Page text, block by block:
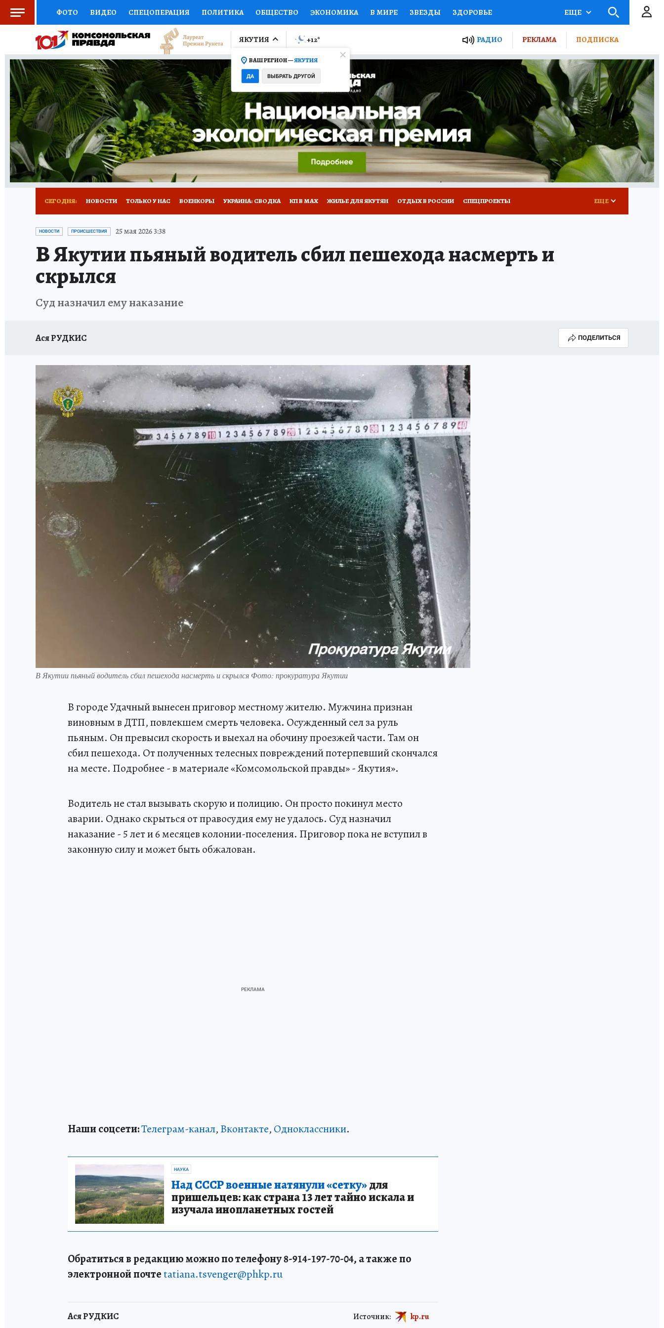
ФОТО ВИДЕО СПЕЦОПЕРАЦИЯ ПОЛИТИКА ОБЩЕСТВО ЭКОНОМИКА В МИРЕ ЗВЕЗДЫ ЗДОРОВЬЕ
СОЦПОДДЕРЖКА НАУКА СПОРТ КОЛУМНИСТЫ ПРОИСШЕСТВИЯ НАЦИОНАЛЬНЫЕ ПРОЕКТЫ РОССИИ
ВЫБОР ЭКСПЕРТОВ ДОКТОР ФИНАНСЫ ОТКРЫВАЕМ МИР Я ЗНАЮ СЕМЬЯ ЖЕНСКИЕ СЕКРЕТЫ ПУТЕВОДИТЕЛЬ
КНИЖНАЯ ПОЛКА ПРОГНОЗЫ НА СПОРТ ПРОМОКОДЫ СЕРИАЛЫ СПЕЦПРОЕКТЫ ДЕФИЦИТ ЖЕЛЕЗА ТУРИЗМ
ПРЕСС-ЦЕНТР НЕДВИЖИМОСТЬ ТЕЛЕВИЗОР КОЛЛЕКЦИИ КОНКУРСЫ РАБОТА У НАС ГИД ПОТРЕБИТЕЛЯ ВСЕ О КП
РАДИО КП РЕКЛАМА ТЕСТЫ НОВОЕ НА САЙТЕ
ЕЩЕ
ЯКУТИЯ
ВАШ РЕГИОН —ЯКУТИЯ
ДА ВЫБРАТЬ ДРУГОЙ
+12° РАДИО РЕКЛАМА ПОДПИСКА
СЕГОДНЯ: НОВОСТИ ТОЛЬКО У НАС ВОЕНКОРЫ УКРАИНА: СВОДКА КП В МАХ ЖИЛЬЕ ДЛЯ ЯКУТЯН ОТДЫХ В РОССИИ СПЕЦПРОЕКТЫ
ЗАПОВЕДНАЯ РОССИЯ ЛЕЧЕНИЕ НОВОСИБИРСК
ЕЩЕ
НОВОСТИ ПРОИСШЕСТВИЯ 25 мая 2026 3:38
В Якутии пьяный водитель сбил пешехода насмерть и
скрылся
Суд назначил ему наказание
Ася РУДКИС ПОДЕЛИТЬСЯ
В Якутии пьяный водитель сбил пешехода насмерть и скрылся Фото: прокуратура Якутии
В городе Удачный вынесен приговор местному жителю. Мужчина признан
виновным в ДТП, повлекшем смерть человека. Осужденный сел за руль
пьяным. Он превысил скорость и выехал на обочину проезжей части. Там он
сбил пешехода. От полученных телесных повреждений потерпевший скончался
на месте. Подробнее - в материале «Комсомольской правды» - Якутия».
Водитель не стал вызывать скорую и полицию. Он просто покинул место
аварии. Однако скрыться от правосудия ему не удалось. Суд назначил
наказание - 5 лет и 6 месяцев колонии-поселения. Приговор пока не вступил в
законную силу и может быть обжалован.
Наши соцсети:Телеграм-канал, Вконтакте, Одноклассники.
НАУКА
Над СССР военные натянули «сетку»для
пришельцев: как страна 13 лет тайно искала и
изучала инопланетных гостей
Обратиться в редакцию можно по телефону 8-914-197-70-04, а также по
электронной почтеtatiana.tsvenger@phkp.ru
Ася РУДКИС Источник: kp.ru